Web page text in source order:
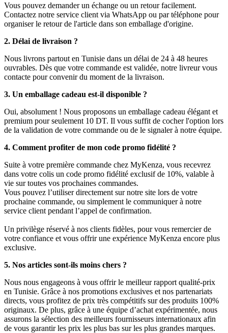
Vous pouvez demander un échange ou un retour facilement.
Contactez notre service client via WhatsApp ou par téléphone pour
organiser le retour de l'article dans son emballage d'origine.
2. Délai de livraison ?
Nous livrons partout en Tunisie dans un délai de 24 à 48 heures
ouvrables. Dès que votre commande est validée, notre livreur vous
contacte pour convenir du moment de la livraison.
3. Un emballage cadeau est-il disponible ?
Oui, absolument ! Nous proposons un emballage cadeau élégant et
premium pour seulement 10 DT. Il vous suffit de cocher l'option lors
de la validation de votre commande ou de le signaler à notre équipe.
4. Comment profiter de mon code promo fidélité ?
Suite à votre première commande chez MyKenza, vous recevrez
dans votre colis un code promo fidélité exclusif de 10%, valable à
vie sur toutes vos prochaines commandes.
Vous pouvez l’utiliser directement sur notre site lors de votre
prochaine commande, ou simplement le communiquer à notre
service client pendant l’appel de confirmation.
Un privilège réservé à nos clients fidèles, pour vous remercier de
votre confiance et vous offrir une expérience MyKenza encore plus
exclusive.
5. Nos articles sont-ils moins chers ?
Nous nous engageons à vous offrir le meilleur rapport qualité-prix
en Tunisie. Grâce à nos promotions exclusives et nos partenariats
directs, vous profitez de prix très compétitifs sur des produits 100%
originaux. De plus, grâce à une équipe d’achat expérimentée, nous
assurons la sélection des meilleurs fournisseurs internationaux afin
de vous garantir les prix les plus bas sur les plus grandes marques.